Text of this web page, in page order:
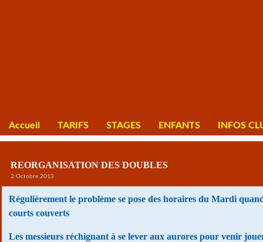
Accueil TARIFS STAGES ENFANTS INFOS
REORGANISATION DES DOUBLES
2 Octobre 2013
Régulièrement le problème se pose des horaires du Mardi
courts couverts
Les messieurs réchignant à se lever aux aurores pour venir